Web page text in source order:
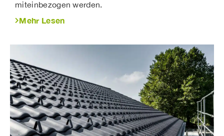
miteinbezogen werden.
Mehr Lesen